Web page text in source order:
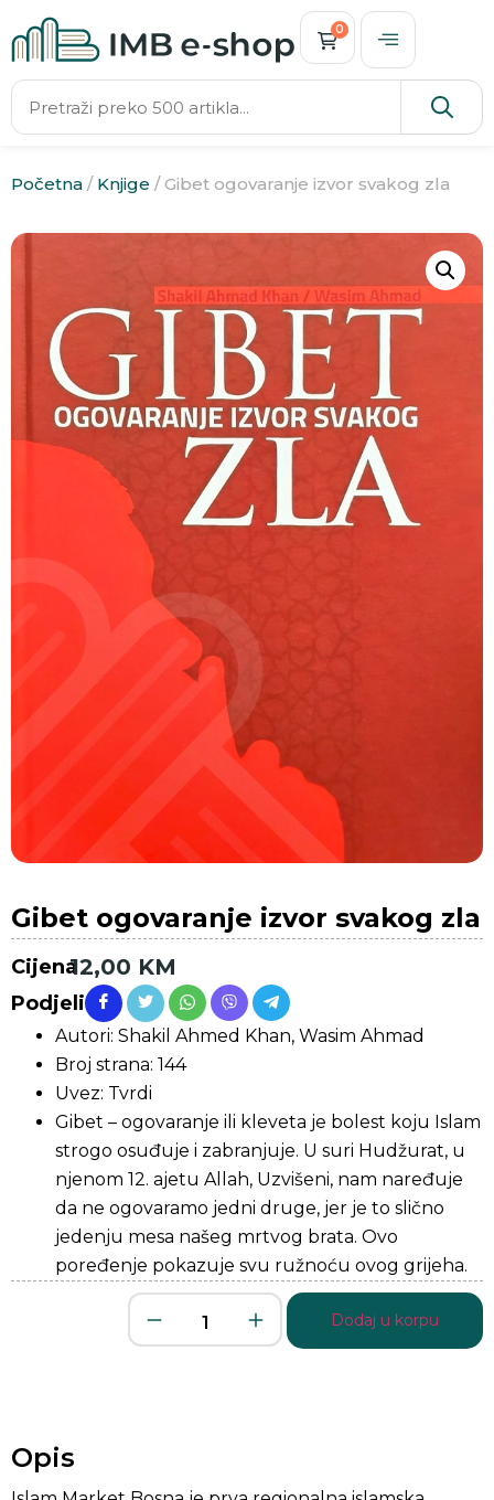
0
Početna / Knjige / Gibet ogovaranje izvor svakog zla
Gibet ogovaranje izvor svakog zla
Cijena12,00 KM
Podjeli
Autori: Shakil Ahmed Khan, Wasim Ahmad
Broj strana: 144
Uvez: Tvrdi
Gibet – ogovaranje ili kleveta je bolest koju Islam
strogo osuđuje i zabranjuje. U suri Hudžurat, u
njenom 12. ajetu Allah, Uzvišeni, nam naređuje
da ne ogovaramo jedni druge, jer je to slično
jedenju mesa našeg mrtvog brata. Ovo
poređenje pokazuje svu ružnoću ovog grijeha.
Dodaj u korpu
Opis